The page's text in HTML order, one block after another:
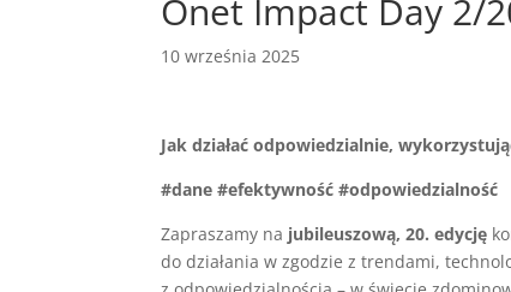
Onet Impact Day 2/
10 września 2025
Jak działać odpowiedzialnie,
#dane #efektywność #odpowiedzialność
Zapraszamy na jubileuszową, 20. edycję
do działania w zgodzie z trendami,